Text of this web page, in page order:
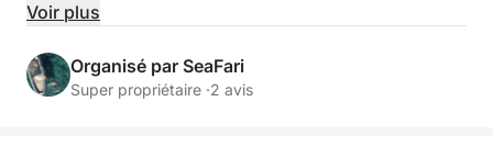
Nous mettrons le cap sur l'emblématique Playa de
plages d'Espagne. Vous aurez le temps de vous
baigner dans ses eaux turquoise cristallines et
Voir plus
Organisé par SeaFari
Super propriétaire ·2 avis